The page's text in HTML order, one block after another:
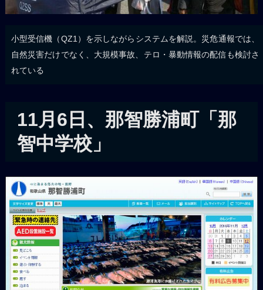
小型受信機（QZ1）を示しながらシステムを解説。災危通報では、
自然災害だけでなく、大規模事故、テロ・暴動情報の配信も検討さ
れている
11月6日、那智勝浦町「那
智中学校」